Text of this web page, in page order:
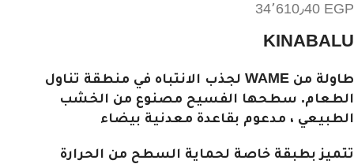
34٬610٫40 EGP
KINABALU
طاولة من WAME لجذب الانتباه في منطقة تناول
الطعام. سطحها الفسيح مصنوع من الخشب
الطبيعي ، مدعوم بقاعدة معدنية بيضاء
تتميز بطبقة خاصة لحماية السطح من الحرارة